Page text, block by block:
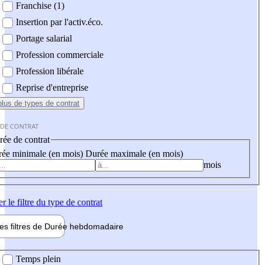
Franchise (1)
Insertion par l'activ.éco.
Portage salarial
Profession commerciale
Profession libérale
Reprise d'entreprise
de types de contrat
CONTRAT
de contrat
minimale (en mois) Durée maximale (en mois)
mois
le filtre du type de contrat
filtres de Durée hebdomadaire
Temps plein